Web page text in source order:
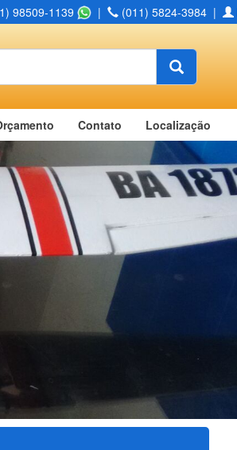
98509-1139 | (011) 5824-3984 |
Buscar
Contato Localização